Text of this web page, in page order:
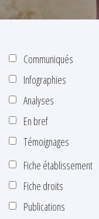
Communiqués
Infographies
Analyses
En bref
Témoignages
Fiche établissement
Fiche droits
Publications